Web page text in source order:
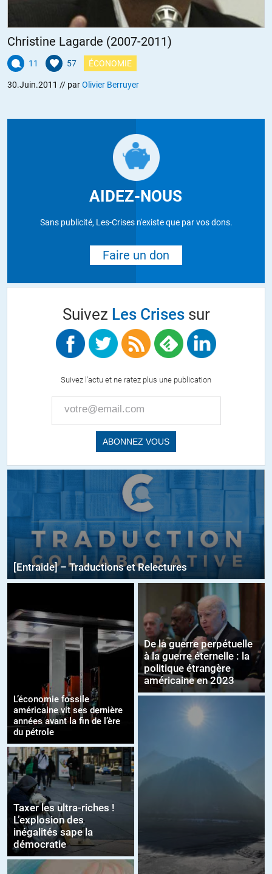
Christine Lagarde (2007-2011)
11 57 ÉCONOMIE
30.Juin.2011 // parOlivier Berruyer
AIDEZ-NOUS
Sans publicité, Les-Crises n'existe que par vos dons.
Faire un don
Suivez Les Crisessur
Suivez l'actu et ne ratez plus une publication
[Entraide] – Traductions et Relectures
L’économie fossile
américaine vit ses dernière
années avant la fin de l’ère
du pétrole
Taxer les ultra-riches !
L’explosion des
inégalités sape la
démocratie
De la guerre perpétuelle
à la guerre éternelle : la
politique étrangère
américaine en 2023